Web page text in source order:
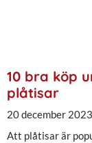
10 bra köp
plåtisar
20 december 2023
Att plåtisar är